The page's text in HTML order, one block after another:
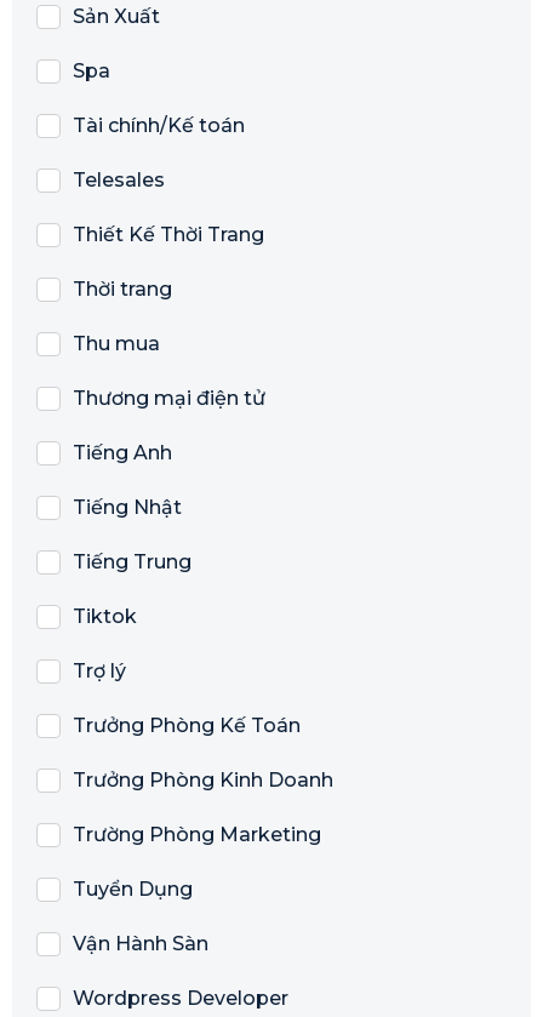
Sản Xuất
Spa
Tài chính/Kế toán
Telesales
Thiết Kế Thời Trang
Thời trang
Thu mua
Thương mại điện tử
Tiếng Anh
Tiếng Nhật
Tiếng Trung
Tiktok
Trợ lý
Trưởng Phòng Kế Toán
Trưởng Phòng Kinh Doanh
Trường Phòng Marketing
Tuyển Dụng
Vận Hành Sàn
Wordpress Developer